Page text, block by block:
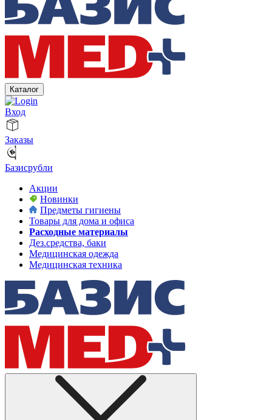
Каталог
Вход
Заказы
Базисрубли
Акции
Новинки
Предметы гигиены
Товары для дома и офиса
Расходные материалы
Дез.средства, баки
Медицинская одежда
Медицинская техника